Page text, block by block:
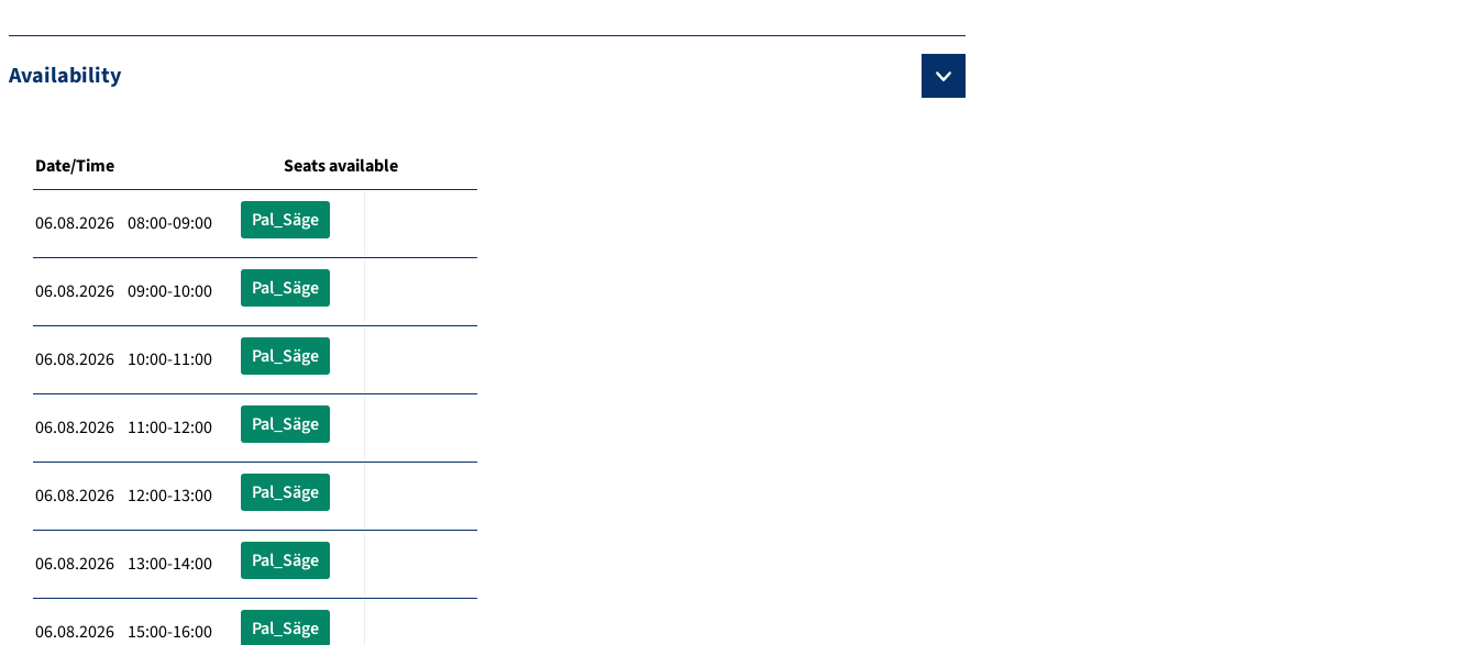
Availability
Date/Time Seats available
06.08.2026 08:00-09:00 Pal_Säge
06.08.2026 09:00-10:00 Pal_Säge
06.08.2026 10:00-11:00 Pal_Säge
06.08.2026 11:00-12:00 Pal_Säge
06.08.2026 12:00-13:00 Pal_Säge
06.08.2026 13:00-14:00 Pal_Säge
06.08.2026 15:00-16:00 Pal_Säge